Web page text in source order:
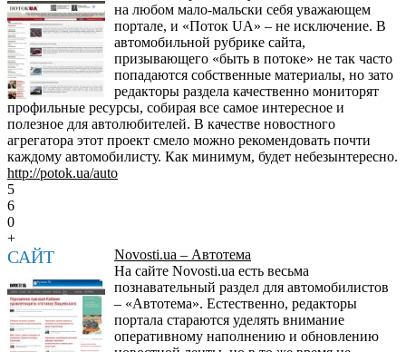
на любом мало-мальски себя уважающем
портале, и «Поток UA» – не исключение. В
автомобильной рубрике сайта,
призывающего «быть в потоке» не так часто
попадаются собственные материалы, но зато
редакторы раздела качественно мониторят
профильные ресурсы, собирая все самое интересное и
полезное для автолюбителей. В качестве новостного
агрегатора этот проект смело можно рекомендовать почти
каждому автомобилисту. Как минимум, будет небезынтересно.
http://potok.ua/auto
5
6
0
+
САЙТ
Novosti.ua – Автотема
На сайте Novosti.ua есть весьма
познавательный раздел для автомобилистов
– «Автотема». Естественно, редакторы
портала стараются уделять внимание
оперативному наполнению и обновлению